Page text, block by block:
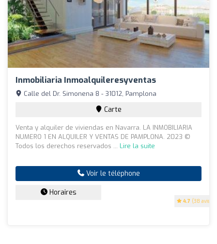
Inmobiliaria Inmoalquileresyventas
4.7 (38 avis)
Calle del Dr. Simonena 8 - 31012, Pamplona
Carte
Venta y alquiler de viviendas en Navarra. LA INMOBILIARIA
NUMERO 1 EN ALQUILER Y VENTAS DE PAMPLONA. 2023 ©
Todos los derechos reservados ... Lire la suite
Voir le téléphone
Horaires